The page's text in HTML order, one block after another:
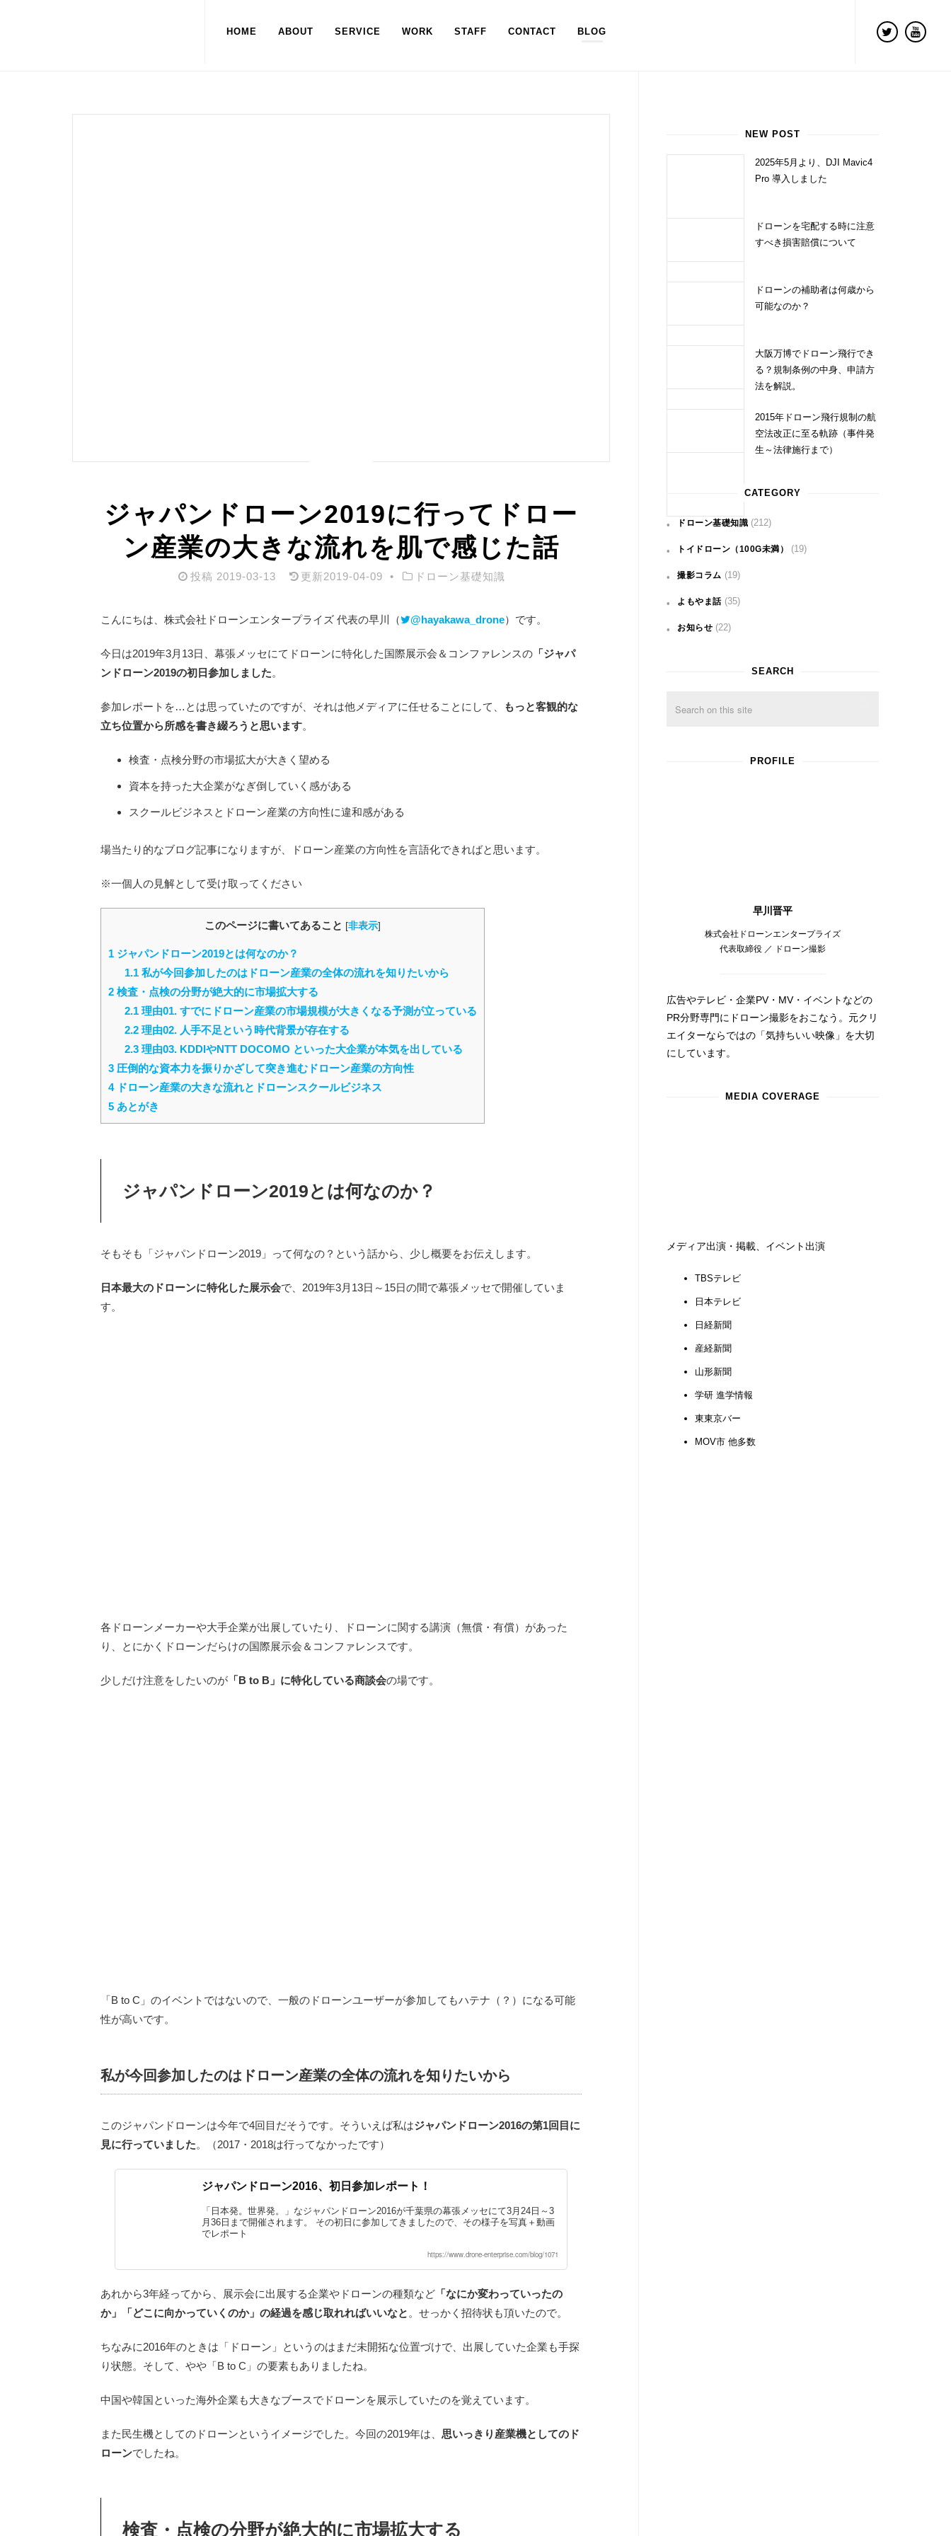
HOME ABOUT SERVICE WORK STAFF CONTACT BLOG
ジャパンドローン2019に行ってドロー
ン産業の大きな流れを肌で感じた話
投稿 2019-03-13 更新2019-04-09 ドローン基礎知識
こんにちは、株式会社ドローンエンタープライズ 代表の早川（ @hayakawa_drone）です。
今日は2019年3月13日、幕張メッセにてドローンに特化した国際展示会＆コンファレンスの 「ジャパ
ンドローン2019の初日参加しました。
参加レポートを…とは思っていたのですが、それは他メディアに任せることにして、
もっと客観的な
立ち位置から所感を書き綴ろうと思います。
検査・点検分野の市場拡大が大きく望める
資本を持った大企業がなぎ倒していく感がある
スクールビジネスとドローン産業の方向性に違和感がある
場当たり的なブログ記事になりますが、ドローン産業の方向性を言語化できればと思います。
※一個人の見解として受け取ってください
このページに書いてあること [非表示]
1 ジャパンドローン2019とは何なのか？
1.1私が今回参加したのはドローン産業の全体の流れを知りたいから
2 検査・点検の分野が絶大的に市場拡大する
2.1理由01. すでにドローン産業の市場規模が大きくなる予測が立っている
2.2理由02. 人手不足という時代背景が存在する
2.3理由03. KDDIやNTT DOCOMO といった大企業が本気を出している
3 圧倒的な資本力を振りかざして突き進むドローン産業の方向性
4ドローン産業の大きな流れとドローンスクールビジネス
5 あとがき
ジャパンドローン2019とは何なのか？
そもそも「ジャパンドローン2019」って何なの？という話から、少し概要をお伝えします。
日本最大のドローンに特化した展示会で、2019年3月13日～15日の間で幕張メッセで開催していま
す。
各ドローンメーカーや大手企業が出展していたり、ドローンに関する講演（無償・有償）があった
り、とにかくドローンだらけの国際展示会＆コンファレンスです。
少しだけ注意をしたいのが 「B to B」に特化している商談会の場です。
「B to C」のイベントではないので、一般のドローンユーザーが参加してもハテナ（？）になる可能
性が高いです。
私が今回参加したのはドローン産業の全体の流れを知りたいから
このジャパンドローンは今年で4回目だそうです。そういえば私はジャパンドローン2016の第1回目に
見に行っていました。（2017・2018は行ってなかったです）
ジャパンドローン2016、初日参加レポート！
「日本発。世界発。」なジャパンドローン2016が千葉県の幕張メッセにて3月24日～3
月36日まで開催されます。 その初日に参加してきましたので、その様子を写真＋動画
でレポート
https://www.drone-enterprise.com/blog/1071
あれから3年経ってから、展示会に出展する企業やドローンの種類など 「なにか変わっていったの
か」「どこに向かっていくのか」の経過を感じ取れればいいなと。せっかく招待状も頂いたので。
ちなみに2016年のときは「ドローン」というのはまだ未開拓な位置づけで、出展していた企業も手探
り状態。そして、やや「B to C」の要素もありましたね。
中国や韓国といった海外企業も大きなブースでドローンを展示していたのを覚えています。
また民生機としてのドローンというイメージでした。今回の2019年は、 思いっきり産業機としてのド
ローンでしたね。
検査・点検の分野が絶大的に市場拡大する
NEW POST
2025年5月より、DJI Mavic4
Pro 導入しました
ドローンを宅配する時に注意
すべき損害賠償について
ドローンの補助者は何歳から
可能なのか？
大阪万博でドローン飛行でき
る？規制条例の中身、申請方
法を解説。
2015年ドローン飛行規制の航
空法改正に至る軌跡（事件発
生～法律施行まで）
CATEGORY
ドローン基礎知識 (212)
トイドローン（100G未満） (19)
撮影コラム (19)
よもやま話(35)
お知らせ (22)
SEARCH
PROFILE
早川晋平
株式会社ドローンエンタープライズ
代表取締役 ／ ドローン撮影
広告やテレビ・企業PV・MV・イベントなどの
PR分野専門にドローン撮影をおこなう。元クリ
エイターならではの「気持ちいい映像」を大切
にしています。
MEDIA COVERAGE
メディア出演・掲載、イベント出演
TBSテレビ
日本テレビ
日経新聞
産経新聞
山形新聞
学研 進学情報
東東京バー
MOV市 他多数